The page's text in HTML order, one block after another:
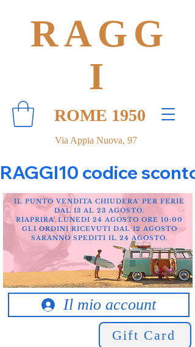
Via Appia Nuova, 97
RAGG
I
ROME 1950
RAGGI10 codice
Il mio account
Gift Card
IL PUNTO VENDITA CHIUDERA' PER FERIE
DAL 13 AL 23 AGOSTO.
RIAPRIRA' LUNEDI 24 AGOSTO ORE 10:00
GLI ORDINI RICEVUTI DAL 12 AGOSTO
SARANNO SPEDITI IL 24 AGOSTO.